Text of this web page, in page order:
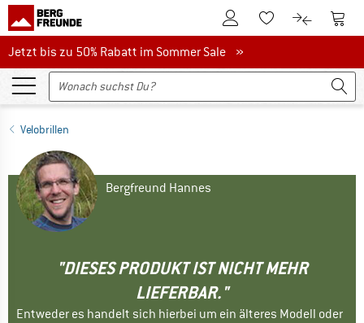
Zum KundenkontoZum Merkzettel.
Zum Zum
Jetzt bis zu 50% Rabatt im Sommer Sale
Jetzt bis zu 50% Rabatt im Sommer Sale »
Velobrillen
Bergfreund Hannes
"DIESES PRODUKT IST NICHT MEHR
LIEFERBAR."
Entweder es handelt sich hierbei um ein älteres Modell oder